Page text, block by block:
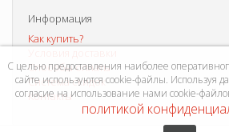
Информация
Как купить?
Способы оплаты
Система скидок
Контакты
С целью предоставления наиболее
сайте используются cookie-файлы. Используя
согласие на использование нами cookie-
политикой